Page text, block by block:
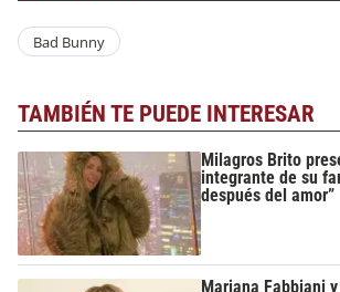
Bad Bunny
TAMBIÉN TE PUEDE INTERESAR
Milagros Brito
integrante de su
después del amor”
Mariana Fabbiani